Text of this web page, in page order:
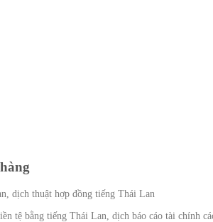
dịch thuật hợp đồng tiếng Thái Lan
tệ bằng tiếng Thái Lan, dịch báo cáo tài chính